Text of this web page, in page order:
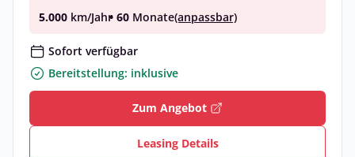
5.000 km/Jahr• 60 Monate(anpassbar)
Sofort verfügbar
Bereitstellung: inklusive
Zum Angebot
Leasing Details